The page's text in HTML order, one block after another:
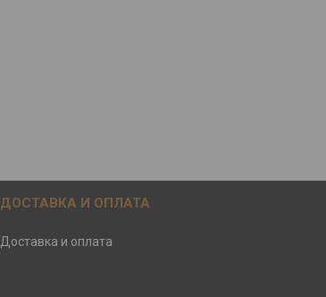
ДОСТАВКА И ОПЛАТА
Доставка и оплата